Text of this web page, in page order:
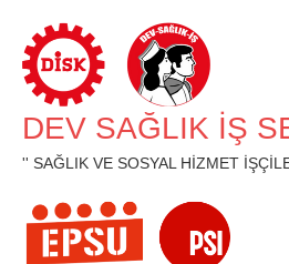
geç
DEV SAĞLIK İŞ
'' SAĞLIK VE SOSYAL HİZMET